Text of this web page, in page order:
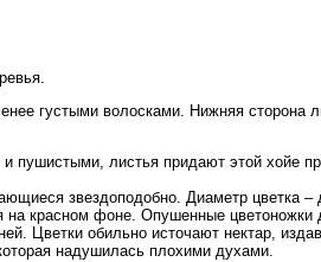
густыми волосками. Нижняя сторона
листья придают этой хойе
звездоподобно. Диаметр цветка
на красном фоне. Опушенные
Цветки обильно источают нектар,
надушилась плохими духами.